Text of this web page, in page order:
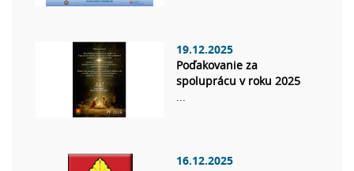
19.12.2025
Poďakovanie za
spoluprácu v roku 2025
...
16.12.2025